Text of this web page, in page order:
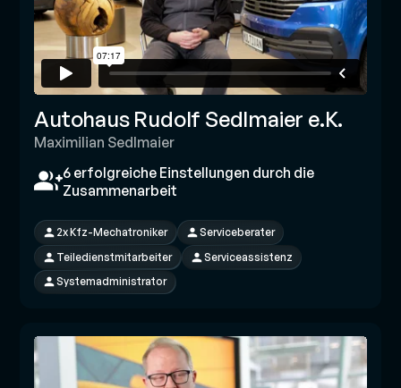
Autohaus Rudolf Sedlmaier e.K.
Maximilian Sedlmaier
6 erfolgreiche Einstellungen durch die
Zusammenarbeit
2x Kfz-Mechatroniker
Serviceberater
Teiledienstmitarbeiter
Serviceassistenz
Systemadministrator